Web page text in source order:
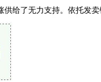
供给了无力支持。依托发